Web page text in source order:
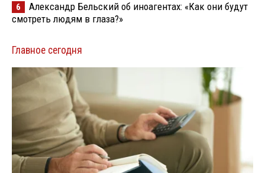
6
Александр Бельский об иноагентах: «Как они будут
смотреть людям в глаза?»
Главное сегодня